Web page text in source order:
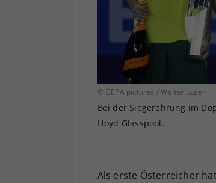
© GEPA pictures / Walter Luger
Bei der Siegerehrung im
Lloyd Glasspool.
Als erste Österreicher